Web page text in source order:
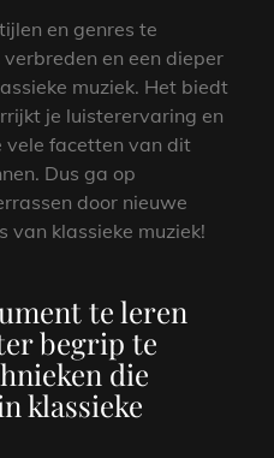
en genres te
en een dieper
muziek. Het biedt
je luisterervaring en
vele facetten van dit
Dus ga op
door nieuwe
van klassieke muziek!
te leren
begrip te
die
klassieke